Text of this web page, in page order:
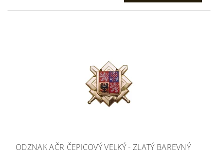
ODZNAK AČR ČEPICOVÝ VELKÝ - ZLATÝ BAREVNÝ